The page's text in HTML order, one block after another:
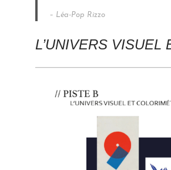
– Léa-Pop Rizzo
L’UNIVERS